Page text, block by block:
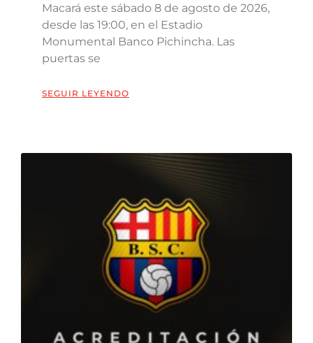
Macará este sábado 8 de agosto de 2026,
desde las 19:00, en el Estadio
Monumental Banco Pichincha. Las
puertas se
SEGUIR LEYENDO